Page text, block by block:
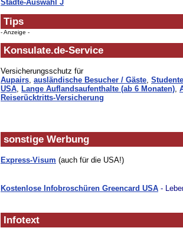
Städte-Auswahl J
Tips
- Anzeige -
Konsulate.de-Service
Versicherungsschutz für
Aupairs, ausländische Besucher / Gäste,
USA, Lange Auflandsaufenthalte (ab 6 Monaten),
Reiserücktritts-Versicherung
sonstige Werbung
Express-Visum (auch für die USA!)
Kostenlose Infobroschüren Greencard USA -
Infotext